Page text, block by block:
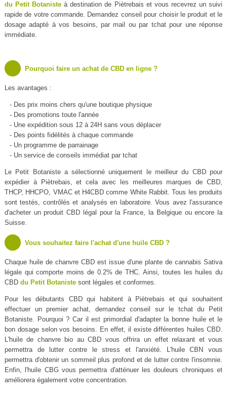
du Petit Botaniste à destination de Piètrebais et vous recevrez un suivi
rapide de votre commande. Demandez conseil pour choisir le produit et le
dosage adapté à vos besoins, par mail ou par tchat pour une réponse
immédiate.
Pourquoi faire un achat de CBD en ligne ?
Les avantages :
- Des prix moins chers qu'une boutique physique
- Des promotions toute l'année
- Une expédition sous 12 à 24H sans vous déplacer
- Des points fidélités à chaque commande
- Un programme de parrainage
- Un service de conseils immédiat par tchat
Le Petit Botaniste a sélectionné uniquement le meilleur du CBD pour
expédier à Piètrebais, et cela avec les meilleures marques de CBD,
THCP, HHCPO, VMAC et H4CBD comme White Rabbit. Tous les produits
sont testés, contrôlés et analysés en laboratoire. Vous avez l'assurance
d'acheter un produit CBD légal pour la France, la Belgique ou encore la
Suisse.
Vous souhaitez faire l'achat d'une huile CBD ?
Chaque huile de chanvre CBD est issue d'une plante de cannabis Sativa
légale qui comporte moins de 0.2% de THC. Ainsi, toutes les huiles du
CBD du Petit Botanistesont légales et conformes.
Pour les débutants CBD qui habitent à Piètrebais et qui souhaitent
effectuer un premier achat, demandez conseil sur le tchat du Petit
Botaniste. Pourquoi ? Car il est primordial d'adapter la bonne huile et le
bon dosage selon vos besoins. En effet, il existe différentes huiles CBD.
L'huile de chanvre bio au CBD vous offrira un effet relaxant et vous
permettra de lutter contre le stress et l'anxiété. L'huile CBN vous
permettra d'obtenir un sommeil plus profond et de lutter contre l'insomnie.
Enfin, l'huile CBG vous permettra d'atténuer les douleurs chroniques et
améliorera également votre concentration.